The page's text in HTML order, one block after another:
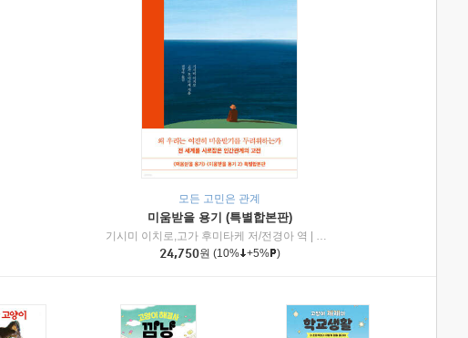
| 제이브리즈북스
모든 고민은 관계
미움받을 용기 (특별합본판)
기시미 이치로,고가 후미타케 저/전경아 역
인플루엔셜
24,750원 (10% +5% )